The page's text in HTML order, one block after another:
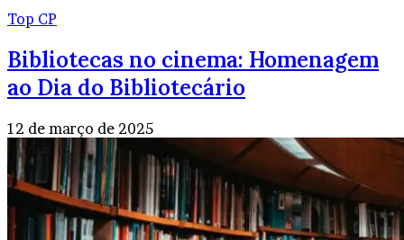
Top CP
Bibliotecas no cinema: Homenagem
ao Dia do Bibliotecário
12 de março de 2025